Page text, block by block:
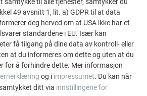
I ULIKE STØRRELSER
152 kvadratmeter tak å behandle –
49 avsnitt 1, lit. a) GDPR til at data
deg herved om at USA ikke har et
standardene i EU. Især kan
få tilgang på dine data av kontroll- eller
at du informeres om dette og uten at du
for å forhindre dette. Mer informasjon
og i impressumet. Du kan når
ditt via innstillingene for